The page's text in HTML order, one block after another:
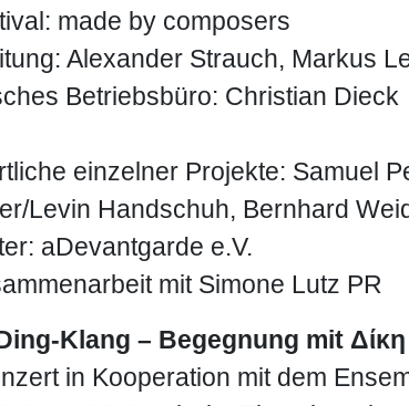
made by composers
Alexander Strauch, Markus
Betriebsbüro: Christian Dieck
einzelner Projekte: Samuel
Levin Handschuh, Bernhard
aDevantgarde e.V.
mit Simone Lutz PR
Klang – Begegnung mit Δίκη
in Kooperation mit dem